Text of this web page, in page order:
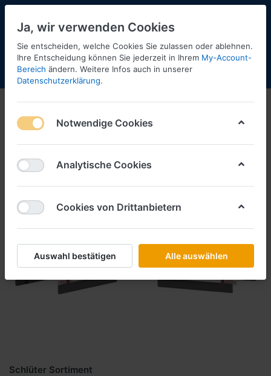
Menü Anmelden Shopaktualisierung
Schlüter Sortiment
Ja, wir verwenden Cookies
Sie entscheiden, welche Cookies Sie zulassen oder ablehnen.
Ihre Entscheidung können Sie jederzeit in Ihrem My-Account-
Bereich ändern. Weitere Infos auch in unserer
Datenschutzerklärung.
Notwendige Cookies
Analytische Cookies
Cookies von Drittanbietern
Auswahl bestätigen Alle auswählen